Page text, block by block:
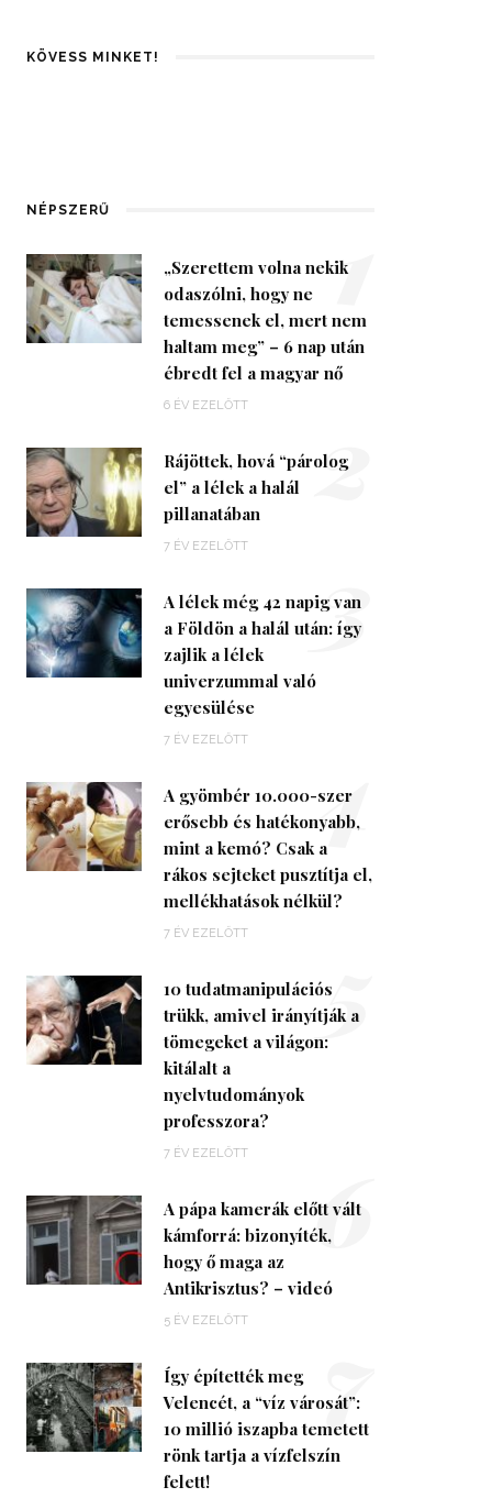
KÖVESS MINKET!
NÉPSZERŰ
„Szerettem volna nekik
odaszólni, hogy ne
temessenek el, mert nem
haltam meg” – 6 nap után
ébredt fel a magyar nő
6 ÉV EZELŐTT
1
Rájöttek, hová “párolog
el” a lélek a halál
pillanatában
7 ÉV EZELŐTT
2
A lélek még 42 napig van
a Földön a halál után: így
zajlik a lélek
univerzummal való
egyesülése
7 ÉV EZELŐTT
3
A gyömbér 10.000-szer
erősebb és hatékonyabb,
mint a kemó? Csak a
rákos sejteket pusztítja el,
mellékhatások nélkül?
7 ÉV EZELŐTT
4
10 tudatmanipulációs
trükk, amivel irányítják a
tömegeket a világon:
kitálalt a
nyelvtudományok
professzora?
7 ÉV EZELŐTT
5
A pápa kamerák előtt vált
kámforrá: bizonyíték,
hogy ő maga az
Antikrisztus? – videó
5 ÉV EZELŐTT
6
Így építették meg
Velencét, a “víz városát”:
10 millió iszapba temetett
rönk tartja a vízfelszín
felett!
7